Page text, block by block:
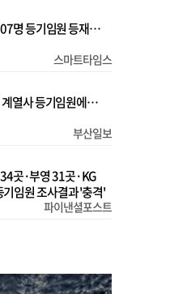
명 등기임원 등재…
스마트타임스
계열사 등기임원에…
부산일보
곳·부영 31곳·KG
임원 조사결과 '충격'
파이낸셜포스트